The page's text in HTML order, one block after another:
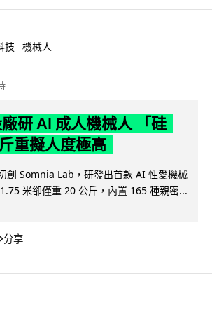
技 機械人
研 AI 成人機械人 「硅
重擬人度極高
創 Somnia Lab，研發出首款 AI 性愛機械
米卻僅重 20 公斤，內置 165 種親密...
分享